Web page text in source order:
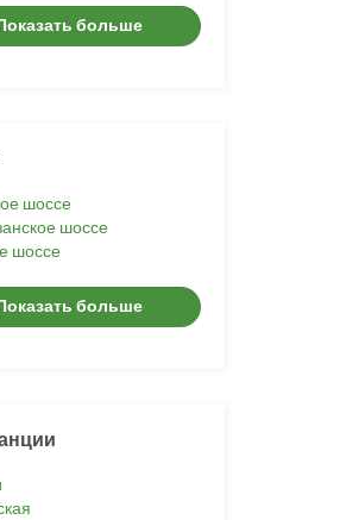
больше
шоссе
шоссе
шоссе
больше